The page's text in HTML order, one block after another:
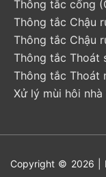
Thông tắc cống
Thông tắc Chậu
Thông tắc Chậu
Thông tắc Thoát
Thông tắc Thoát
Xử lý mùi hôi
Copyright © 2026 |